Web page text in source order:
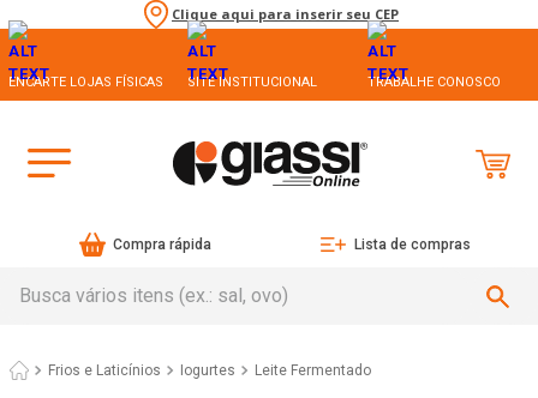
Clique aqui para inserir seu CEP
ENCARTE LOJAS FÍSICAS SITE INSTITUCIONAL TRABALHE CONOSCO
Compra rápida Lista de compras
Frios e Laticínios Iogurtes Leite Fermentado